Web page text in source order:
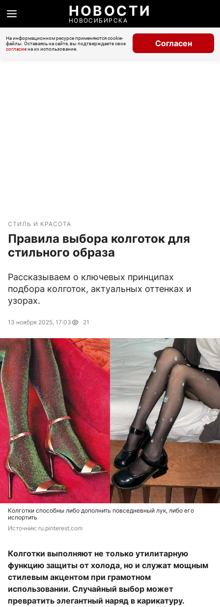
НОВОСТИ
НОВОСИБИРСКА
На информационном ресурсе применяются cookie-
файлы. Оставаясь на сайте, вы подтверждаете свое
согласиена их использование.
Согласен
СТИЛЬ И КРАСОТА
Правила выбора колготок для
стильного образа
Рассказываем о ключевых принципах
подбора колготок, актуальных оттенках и
узорах.
13 ноября 2025, 17:03 21
Колготки способны либо дополнить повседневный лук, либо его
испортить
Источник: ru.pinterest.com
Колготки выполняют не только утилитарную
функцию защиты от холода, но и служат мощным
стилевым акцентом при грамотном
использовании. Случайный выбор может
превратить элегантный наряд в карикатуру.